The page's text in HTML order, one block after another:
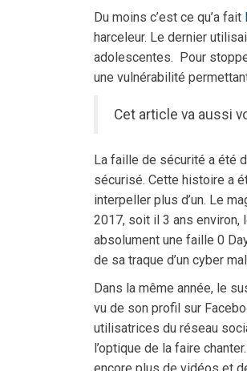
Du moins c’est ce qu’a fait
harceleur. Le dernier
adolescentes. Pour
une vulnérabilité
Cet article va aussi
La faille de sécurité a été
sécurisé. Cette histoire a
interpeller plus d’un. Le
2017, soit il 3 ans environ,
absolument une faille 0
de sa traque d’un cyber
Dans la même année, le
vu de son profil sur
utilisatrices du réseau
l’optique de la faire